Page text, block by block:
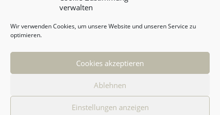
verwalten
Wir verwenden Cookies, um unsere Website und unseren Service zu
optimieren.
Cookies akzeptieren
Ablehnen
Einstellungen anzeigen
Montag bis Freitags
08:00 – 13:00 Uhr
14:00 – 18:00 Uhr
Außer
Telefon: +49 5527 999
Telefax: +49 5527 999 2540
rechtsabteilung@thiele-
ra.de
© Rechtsanwalt Marc Thiele
Realisierung WebdesignITenergy Achim Wagner